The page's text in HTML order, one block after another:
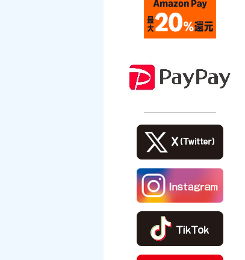
――――――――――